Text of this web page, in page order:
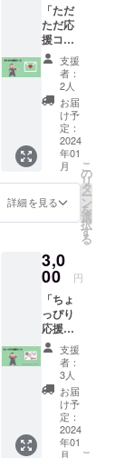
「ただ
ただ応
援コー
ス」 気
持ちだ
け応援
した
い！と
いう
方、よ
ろしく
お願い
しま
す。 ①
お礼
メッ
詳細 ①
感謝の
気持ち
をメー
ルにて
お送り
いたし
ます。
支援
者：
2人
お届
け予
定：
2024
年01
月
詳細を見る
こ
の
リ
タ
ー
ン
を
選
択
す
る
3,0
00 円
「ちょ
っぴり
応援
コー
ス」 少
し応援
した
い！と
いう
方、よ
ろしく
支援
者：
3人
お届
け予
定：
2024
年01
月